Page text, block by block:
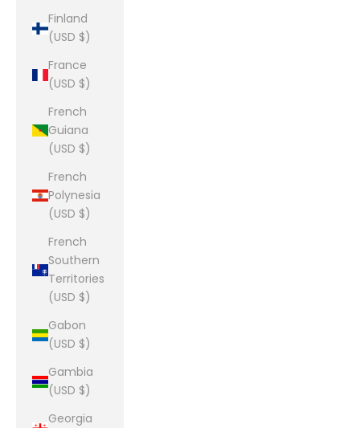
Finland
(USD $)
France
(USD $)
French
Guiana
(USD $)
French
Polynesia
(USD $)
French
Southern
Territories
(USD $)
Gabon
(USD $)
Gambia
(USD $)
Georgia